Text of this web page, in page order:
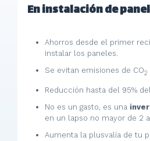
En instalación de
Ahorros desde el primer
instalar los paneles.
Se evitan emisiones de CO2
Reducción hasta del 95%
No es un gasto, es una
en un lapso no mayor de 2 a
Aumenta la plusvalía de tu